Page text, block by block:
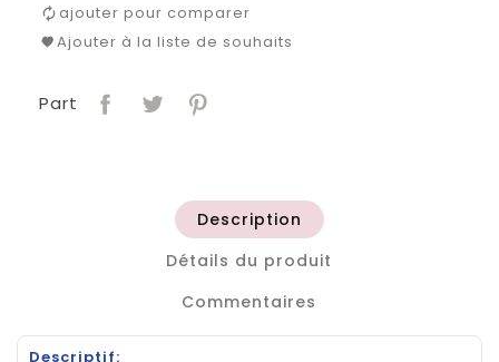
ajouter pour comparer
Ajouter à la liste de souhaits
Part
Description
Détails du produit
Commentaires
Descriptif: